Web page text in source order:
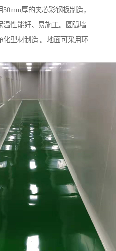
厚的夹芯彩钢板制造，
温性能好、易施工。圆弧墙
化型材制造 。地面可采用环